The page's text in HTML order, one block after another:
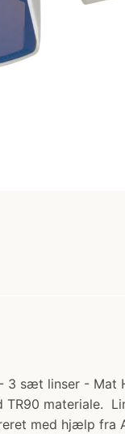
3 sæt linser -
materiale.
med hjælp fra